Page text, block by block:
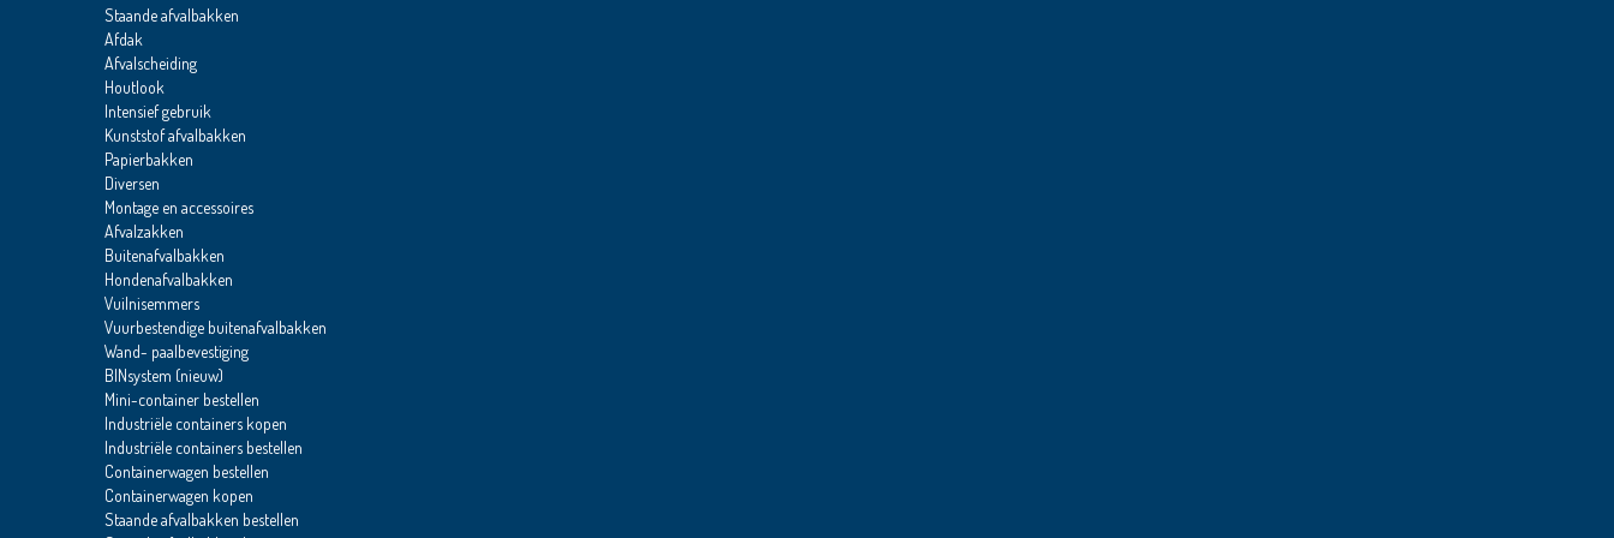
Staande afvalbakken
Afdak
Afvalscheiding
Houtlook
Intensief gebruik
Kunststof afvalbakken
Papierbakken
Diversen
Montage en accessoires
Afvalzakken
Buitenafvalbakken
Hondenafvalbakken
Vuilnisemmers
Vuurbestendige buitenafvalbakken
Wand- paalbevestiging
BINsystem (nieuw)
Mini-container bestellen
Industriële containers kopen
Industriële containers bestellen
Containerwagen bestellen
Containerwagen kopen
Staande afvalbakken bestellen